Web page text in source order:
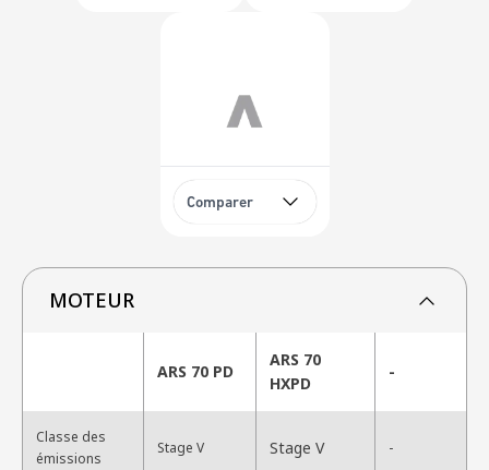
Comparer
MOTEUR
ARS 70 PD
ARS 70
HXPD
-
Classe des
émissions
Stage V Stage V -